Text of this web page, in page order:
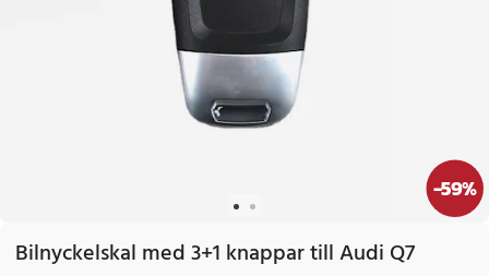
-59%
Bilnyckelskal med 3+1 knappar till Audi Q7